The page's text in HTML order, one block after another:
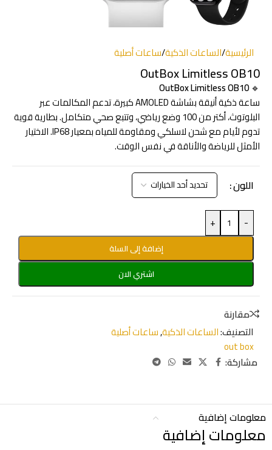
الرئيسية/الساعات الذكية/ساعات أصلية
OutBox Limitless OB10
🔹
OutBox Limitless OB10
ساعة ذكية أنيقة بشاشة AMOLED كبيرة، تدعم المكالمات عبر
البلوتوث، أكتر من 100 وضع رياضي، وتتبع صحي متكامل. بطارية قوية
تدوم لأيام مع شحن لاسلكي ومقاومة للمياه بمعيار IP68. الاختيار
الأمثل للرياضة والأناقة في نفس الوقت.
اللون
-
+
إضافة إلى السلة
اشتري الان
مقارنة
التصنيف:الساعات الذكية,ساعات أصلية
out box
مشاركة:
معلومات إضافية
معلومات إضافية